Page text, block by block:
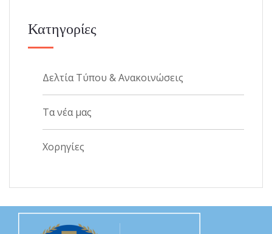
Κατηγορίες
Δελτία Τύπου & Ανακοινώσεις
Τα νέα μας
Χορηγίες